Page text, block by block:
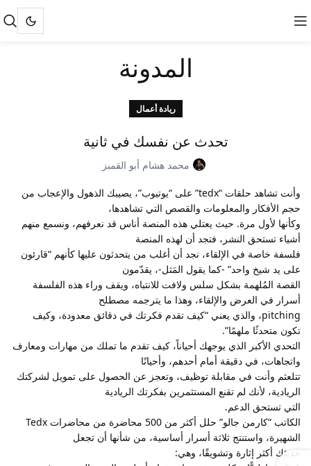
المدونة
ريادة أعمال
تحدث عن نفسك في ثانية
محمد هشام أبو القمبز
وأنت تشاهد حلقات “tedx” على “يوتيوب”، يصيبك الذهول والإعجاب من
حجم الأفكار والمعلومات والقصص التي تشاهدها،
وكأنها لأول مرة. حيث يعتلي هذه المنصة أناس قد نعرفهم، ونسمع منهم
أشياء تستحق النشر، فتجد أن لهذه المنصة
فلسفة خاصة في الإلقاء، نجد أن أغلب من يتحدثون عليها كأنهم “قارئون
على يد شيخ واحد” -كما يقول المَثل-، يقدّمون
القصة المُلهمة بشكل سلس ولافت للانتباه، ويقف وراء هذه الفلسفة
أسرار في العرض والإلقاء، وهذا ما يترجمه مصطلح
pitching، والذي يعني “كيف تقدم فكرتك في دقائق معدودة، وكيف
تكون متحدثًا ملهمًا”.
التحدي الأكبر الذي يوجهك أحياناً، كيف تقدم ما تملك من مهارات ومعارف
واتجاهات، في دقيقة أمام أحدهم، وأحيانًا
تتلعثم وأنت في مقابلة توظيف، وتعجز عن الحصول على تمويل لشركتك
الريادية، لأنك لم تقنع المستثمرين بفكرتك الريادية
التي تستحق الدعم.
الكاتب “كارمن جالو” حلل أكثر من 500 محاضرة من محاضرات Tedx
الشهيرة، واستنتج ثلاثة أسرار أساسية، من شأنها أن تجعل
حديثك أكثر إثارة وتشويقًا، وهي: